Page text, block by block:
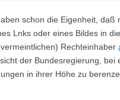
schon die Eigenheit, daß
Lnks oder eines Bildes in
Rechteinhaber
der Bundesregierung, bei
in ihrer Höhe zu